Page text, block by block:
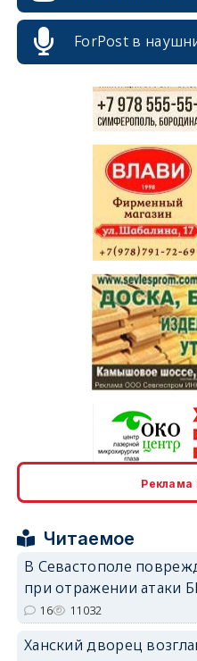
ForPost в
Реклама
Читаемое
В Севастополе
при отражении атаки
16 11032
Ханский дворец